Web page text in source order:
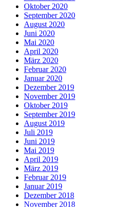
Oktober 2020
September 2020
August 2020
Juni 2020
Mai 2020
April 2020
März 2020
Februar 2020
Januar 2020
Dezember 2019
November 2019
Oktober 2019
September 2019
August 2019
Juli 2019
Juni 2019
Mai 2019
April 2019
März 2019
Februar 2019
Januar 2019
Dezember 2018
November 2018